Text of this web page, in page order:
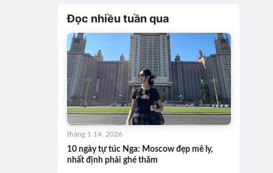
Đọc nhiều tuần qua
10 ngày tự túc Nga: Moscow đẹp mê ly,
nhất định phải ghé thăm
tháng 1 14, 2026